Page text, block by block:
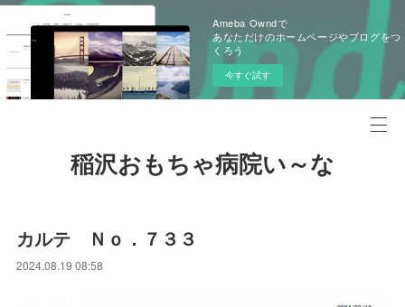
Ameba Owndで
あなただけのホームページやブログをつ
くろう
今すぐ試す
稲沢おもちゃ病院い～な
カルテ Ｎｏ．７３３
2024.08.19 08:58